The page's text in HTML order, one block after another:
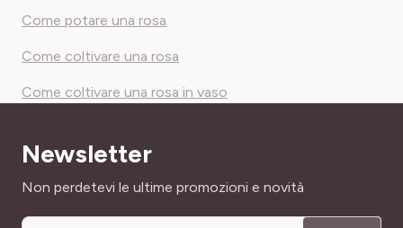
Come potare una rosa
Come coltivare una rosa
Come coltivare una rosa in vaso
Newsletter
Indirizzo email
Non perdetevi le ultime promozioni e novità